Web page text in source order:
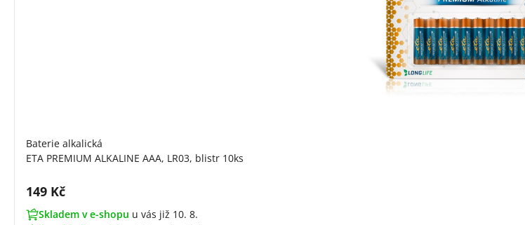
Baterie alkalická
ETA PREMIUM ALKALINE AAA, LR03, blistr 10ks
Cena s DPH:
149 Kč
Skladem v e-shopu u vás již 10. 8.